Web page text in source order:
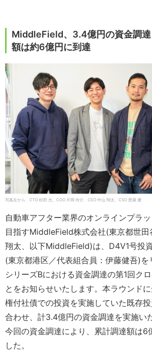
MiddleField、3.4億円の資金調達
額は約6億円に到達
写真左から、CTO 杉田 允、COO 片岡 伶介、CEO 中山 翔太、CSO 恩蔵 優
自動車アフター業界のオンラインプラ
目指すMiddleField株式会社(東京都世田
翔太、以下MiddleField)は、D4V1号投
(東京都港区／代表組合員：伊藤健吾)を
シリーズBにおける資金調達の第1回ク
とをお知らせいたします。本ラウンド
権付社債での投資を実施していた既存
合わせ、計3.4億円の資金調達を実施い
今回の資金調達により、累計調達額は6
した。